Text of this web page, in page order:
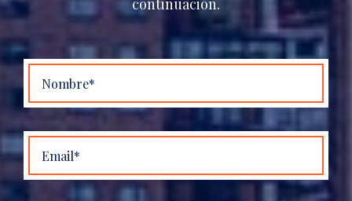
continuación.